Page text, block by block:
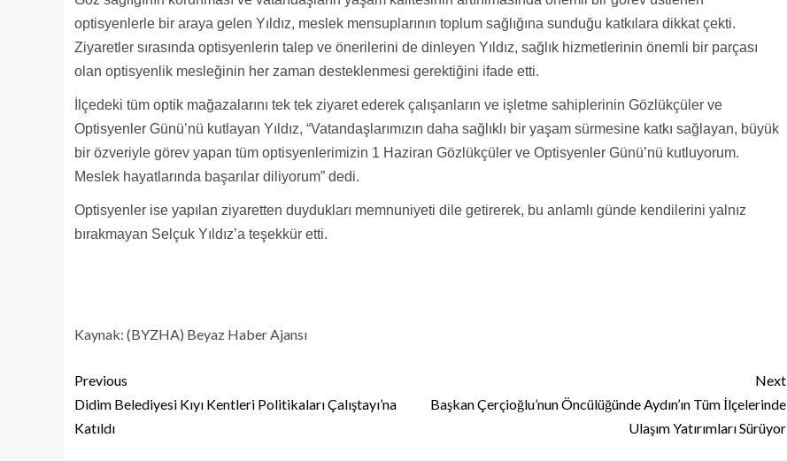
optisyenlerle bir araya gelen Yıldız, meslek mensuplarının toplum sağlığına sunduğu katkılara dikkat çekti.
Ziyaretler sırasında optisyenlerin talep ve önerilerini de dinleyen Yıldız, sağlık hizmetlerinin önemli bir parçası
olan optisyenlik mesleğinin her zaman desteklenmesi gerektiğini ifade etti.
İlçedeki tüm optik mağazalarını tek tek ziyaret ederek çalışanların ve işletme sahiplerinin Gözlükçüler ve
Optisyenler Günü’nü kutlayan Yıldız, “Vatandaşlarımızın daha sağlıklı bir yaşam sürmesine katkı sağlayan, büyük
bir özveriyle görev yapan tüm optisyenlerimizin 1 Haziran Gözlükçüler ve Optisyenler Günü’nü kutluyorum.
Meslek hayatlarında başarılar diliyorum” dedi.
Optisyenler ise yapılan ziyaretten duydukları memnuniyeti dile getirerek, bu anlamlı günde kendilerini yalnız
bırakmayan Selçuk Yıldız’a teşekkür etti.
Kaynak: (BYZHA) Beyaz Haber Ajansı
Previous
Didim Belediyesi Kıyı Kentleri Politikaları Çalıştayı’na
Katıldı
Next
Başkan Çerçioğlu’nun Öncülüğünde Aydın’ın Tüm İlçelerinde
Ulaşım Yatırımları Sürüyor